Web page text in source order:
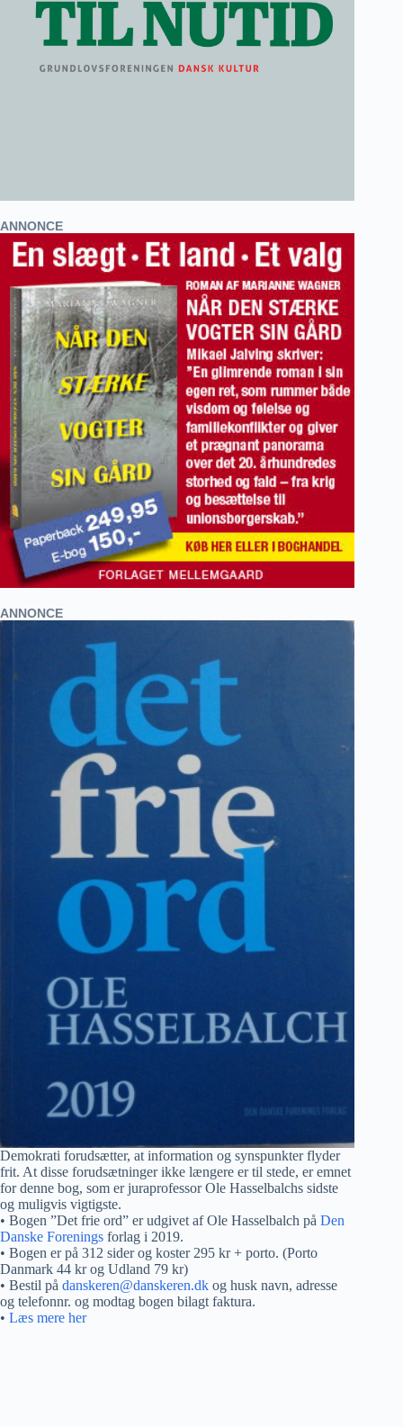
ANNONCE
ANNONCE
Demokrati forudsætter, at information og synspunkter flyder
frit. At disse forudsætninger ikke længere er til stede, er emnet
for denne bog, som er juraprofessor Ole Hasselbalchs sidste
og muligvis vigtigste.
• Bogen ”Det frie ord” er udgivet af Ole Hasselbalch på Den
Danske Forenings forlag i 2019.
• Bogen er på 312 sider og koster 295 kr + porto. (Porto
Danmark 44 kr og Udland 79 kr)
• Bestil på danskeren@danskeren.dk og husk navn, adresse
og telefonnr. og modtag bogen bilagt faktura.
• Læs mere her